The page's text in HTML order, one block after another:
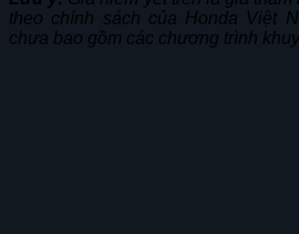
theo chính sách của Honda Việt
chưa bao gồm các chương trình